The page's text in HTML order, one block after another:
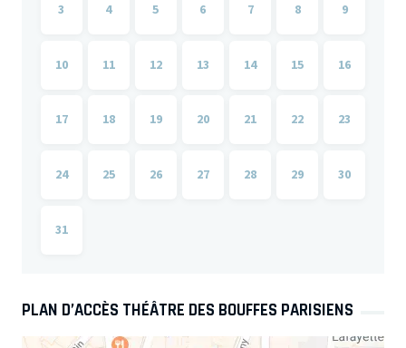
3 4 5 6 7 8 9
10 11 12 13 14 15 16
17 18 19 20 21 22 23
24 25 26 27 28 29 30
31
PLAN D’ACCÈS THÉÂTRE DES BOUFFES PARISIENS